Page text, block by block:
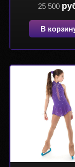
25 500
В